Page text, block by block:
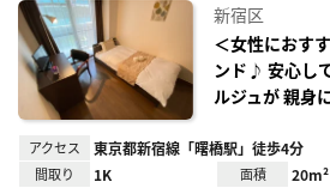
新宿区
＜女性におす
ンド♪ 安心し
ルジュが 親身
アクセス 東京都新宿線「曙橋駅」徒歩4分
間取り 1K 面積 20m²